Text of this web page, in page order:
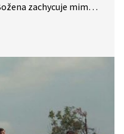
zachycuje mimo
mělo na Boženu
ve společnosti lze